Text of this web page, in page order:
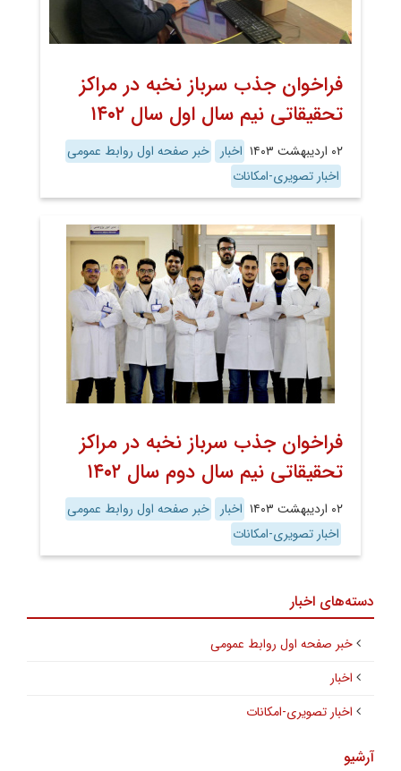
فراخوان جذب سرباز نخبه در مراکز
تحقیقاتی نیم سال اول سال ۱۴۰۲
۰۲ اردیبهشت ۱۴۰۳ اخبار خبر صفحه اول روابط عمومی
اخبار تصویری-امکانات
فراخوان جذب سرباز نخبه در مراکز
تحقیقاتی نیم سال دوم سال ۱۴۰۲
۰۲ اردیبهشت ۱۴۰۳ اخبار خبر صفحه اول روابط عمومی
اخبار تصویری-امکانات
دسته‌های اخبار
خبر صفحه اول روابط عمومی
اخبار
اخبار تصویری-امکانات
آرشیو